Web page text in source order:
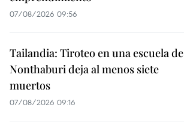
07/08/2026 09:56
Tailandia: Tiroteo en una escuela de
Nonthaburi deja al menos siete
muertos
07/08/2026 09:16